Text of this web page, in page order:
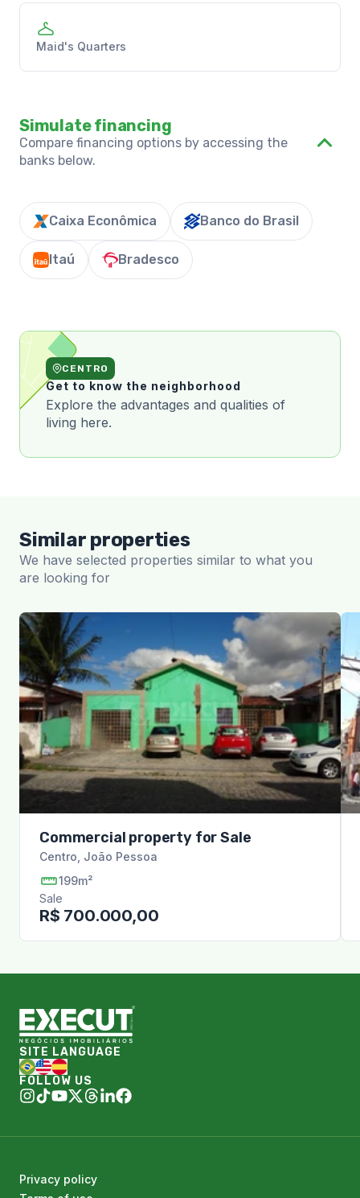
Maid's Quarters
Simulate financing
Compare financing options by accessing the
banks below.
Caixa Econômica Banco do Brasil
Itaú Bradesco
CENTRO
Get to know the neighborhood
Explore the advantages and qualities of
living here.
Similar properties
We have selected properties similar to what you
are looking for
Commercial property for Sale
Centro João Pessoa
199m²
Sale
R$ 700.000,00
SITE LANGUAGE
FOLLOW US
Privacy policy